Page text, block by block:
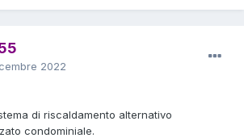
2022
di riscaldamento alternativo
condominiale.